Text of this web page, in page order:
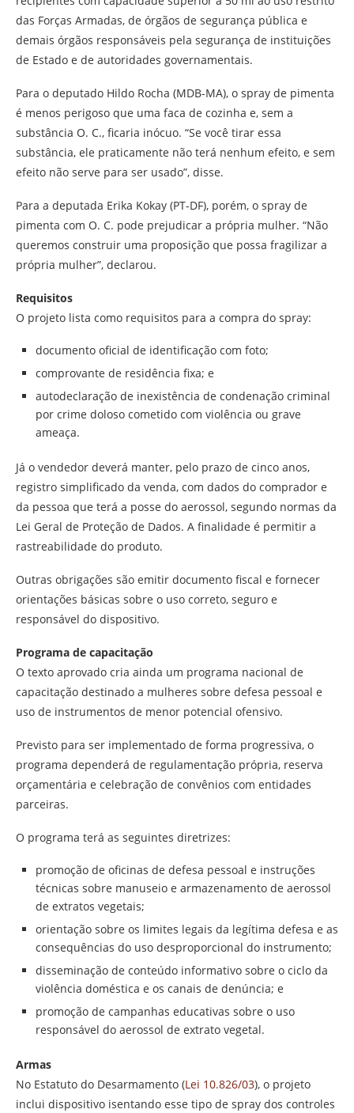
das Forças Armadas, de órgãos de segurança pública e
demais órgãos responsáveis pela segurança de instituições
de Estado e de autoridades governamentais.
Para o deputado Hildo Rocha (MDB-MA), o spray de pimenta
é menos perigoso que uma faca de cozinha e, sem a
substância O. C., ficaria inócuo. “Se você tirar essa
substância, ele praticamente não terá nenhum efeito, e sem
efeito não serve para ser usado”, disse.
Para a deputada Erika Kokay (PT-DF), porém, o spray de
pimenta com O. C. pode prejudicar a própria mulher. “Não
queremos construir uma proposição que possa fragilizar a
própria mulher”, declarou.
Requisitos
O projeto lista como requisitos para a compra do spray:
documento oficial de identificação com foto;
comprovante de residência fixa; e
autodeclaração de inexistência de condenação criminal
por crime doloso cometido com violência ou grave
ameaça.
Já o vendedor deverá manter, pelo prazo de cinco anos,
registro simplificado da venda, com dados do comprador e
da pessoa que terá a posse do aerossol, segundo normas da
Lei Geral de Proteção de Dados. A finalidade é permitir a
rastreabilidade do produto.
Outras obrigações são emitir documento fiscal e fornecer
orientações básicas sobre o uso correto, seguro e
responsável do dispositivo.
Programa de capacitação
O texto aprovado cria ainda um programa nacional de
capacitação destinado a mulheres sobre defesa pessoal e
uso de instrumentos de menor potencial ofensivo.
Previsto para ser implementado de forma progressiva, o
programa dependerá de regulamentação própria, reserva
orçamentária e celebração de convênios com entidades
parceiras.
O programa terá as seguintes diretrizes:
promoção de oficinas de defesa pessoal e instruções
técnicas sobre manuseio e armazenamento de aerossol
de extratos vegetais;
orientação sobre os limites legais da legítima defesa e as
consequências do uso desproporcional do instrumento;
disseminação de conteúdo informativo sobre o ciclo da
violência doméstica e os canais de denúncia; e
promoção de campanhas educativas sobre o uso
responsável do aerossol de extrato vegetal.
Armas
No Estatuto do Desarmamento (Lei 10.826/03), o projeto
inclui dispositivo isentando esse tipo de spray dos controles